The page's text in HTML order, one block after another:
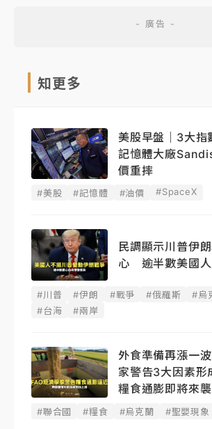
知更多
美股早盤｜3大
記憶體大廠
價重摔
#美股 #記憶體 #油價 #SpaceX
民調顯示川普伊
心 逾半數美國人
#川普 #伊朗 #戰爭 #俄羅斯 #烏
#台海
#兩岸
外食準備再漲一
家警告3大因素
糧食通膨即將來襲
#聯合國 #糧食 #烏克蘭 #聖嬰現象